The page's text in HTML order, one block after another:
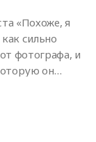
«Похоже, я
сильно
фотографа, и
он